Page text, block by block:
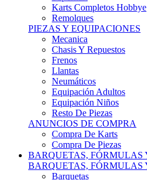
Remolques
PIEZAS Y EQUIPACIONES
Mecanica
Chasis Y Repuestos
Frenos
Llantas
Neumáticos
Equipación Adultos
Equipación Niños
Resto De Piezas
ANUNCIOS DE COMPRA
Compra De Karts
Compra De Piezas
BARQUETAS, FÓRMULAS
BARQUETAS, FÓRMULAS
Barquetas
Fórmulas